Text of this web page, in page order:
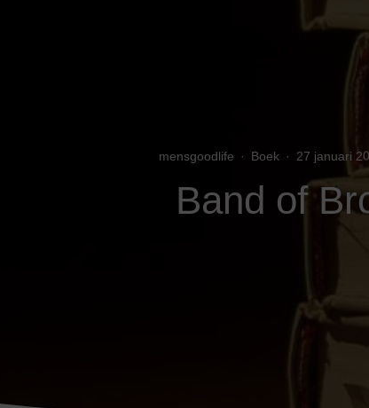
mensgoodlife · Boek · 27 januari
Band of